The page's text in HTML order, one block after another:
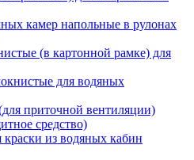
камер напольные в рулонах
(в картонной рамке) для
для водяных
приточной вентиляции)
средство)
краски из водяных кабин